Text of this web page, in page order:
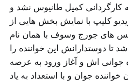
کارگردانی کمیل طانیوس نشد و
کلیپ با نمایش بخش هایی از
های جورج وسوف با همان نام
تا دوستدارانش این خواننده را
جوانی اش و آغاز ورود به عرصه
خواننده جوان و با استعداد به یاد